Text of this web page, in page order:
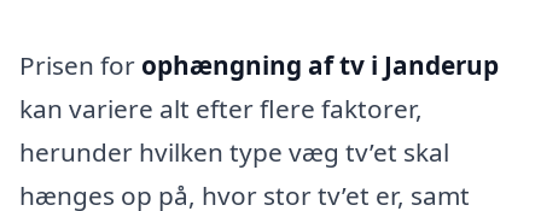
Prisen for ophængning af tv i Janderup
kan variere alt efter flere faktorer,
herunder hvilken type væg tv’et skal
hænges op på, hvor stor tv’et er, samt